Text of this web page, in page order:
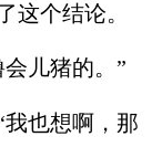
这个结论。
儿猪的。”
也想啊，那